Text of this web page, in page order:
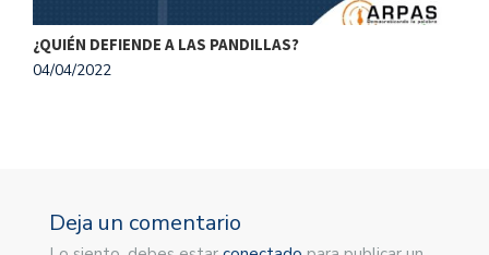
¿QUIÉN DEFIENDE A LAS PANDILLAS?
04/04/2022
Deja un comentario